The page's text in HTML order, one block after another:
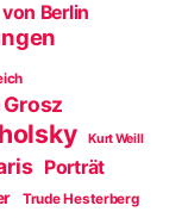
Berlin
Grosz
Kurt Weill
Porträt
Trude Hesterberg